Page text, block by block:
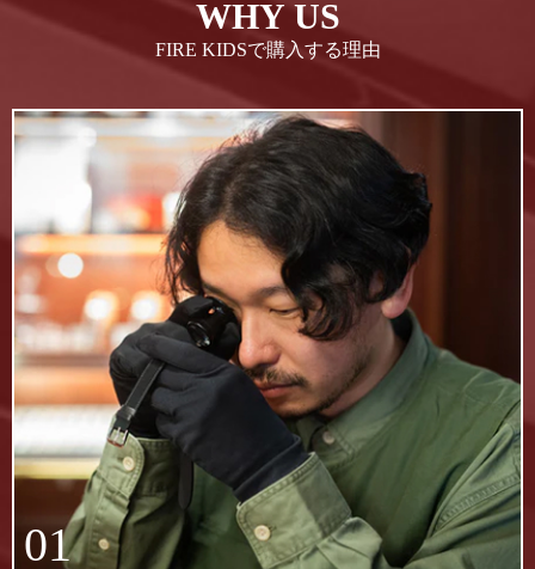
WHY US
FIRE KIDSで購入する理由
01